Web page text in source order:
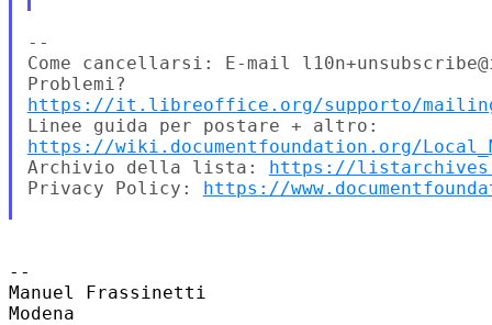
--
Come cancellarsi: E-mail
https://it.libreoffice.org/supporto/
https://wiki.documentfoundation.org/
Archivio della lista: https://
Privacy Policy: https://
--
Manuel Frassinetti
Modena